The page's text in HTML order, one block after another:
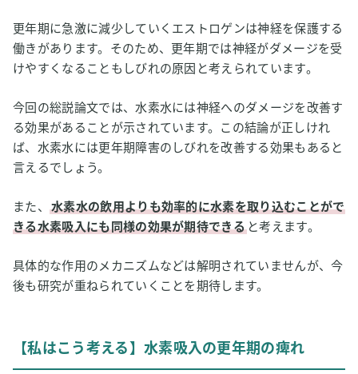
更年期に急激に減少していくエストロゲンは神経を保護する
働きがあります。そのため、更年期では神経がダメージを受
けやすくなることもしびれの原因と考えられています。
今回の総説論文では、水素水には神経へのダメージを改善す
る効果があることが示されています。この結論が正しけれ
ば、水素水には更年期障害のしびれを改善する効果もあると
言えるでしょう。
また、
水素水の飲用よりも効率的に水素を取り込むことがで
きる水素吸入にも同様の効果が期待できる と考えます。
具体的な作用のメカニズムなどは解明されていませんが、今
後も研究が重ねられていくことを期待します。
【私はこう考える】水素吸入の更年期の痺れ